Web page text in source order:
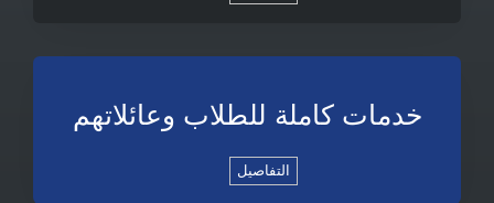
خدمات كاملة للطلاب وعائلاتهم
التفاصيل